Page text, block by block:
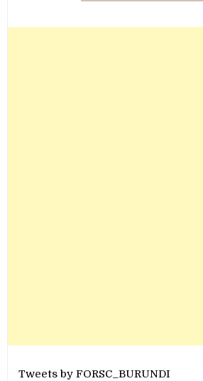
Tweets by FORSC_BURUNDI